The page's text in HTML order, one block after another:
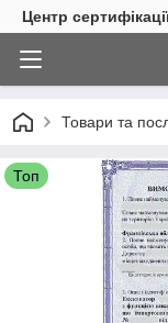
Центр
Товари та
Топ